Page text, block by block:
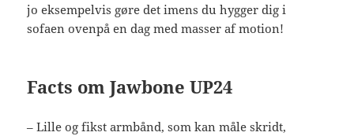
jo eksempelvis gøre det imens du hygger dig i
sofaen ovenpå en dag med masser af motion!
Facts om Jawbone UP24
– Lille og fikst armbånd, som kan måle skridt,